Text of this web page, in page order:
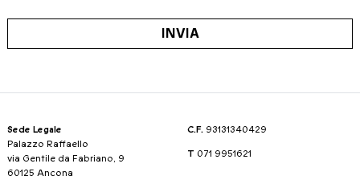
INVIA
Sede Legale
Palazzo Raffaello
via Gentile da Fabriano, 9
60125 Ancona
C.F. 93131340429
T 071 9951621